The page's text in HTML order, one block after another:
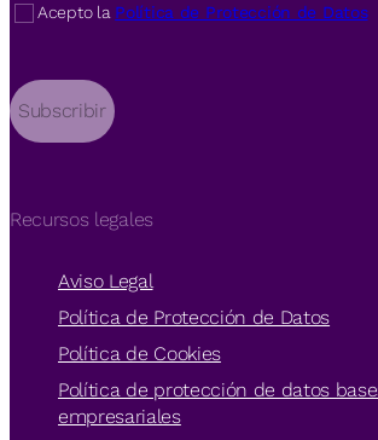
Acepto la Política de Protección de Datos
Subscribir
Recursos legales
Aviso Legal
Política de Protección de Datos
Política de Cookies
Política de protección de datos
empresariales